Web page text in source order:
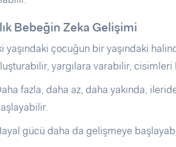
Bebeğin Zeka Gelişimi
yaşındaki çocuğun bir yaşındaki
yargılara varabilir,
fazla, daha az, daha yakında,
gücü daha da gelişmeye